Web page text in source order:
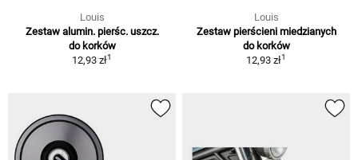
Louis
Zestaw alumin. pierśc. uszcz.
do korków
12,93 zł1
Louis
Zestaw pierścieni miedzianych
do korków
12,93 zł1